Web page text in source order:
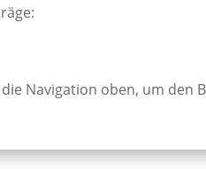
Navigation oben, um den